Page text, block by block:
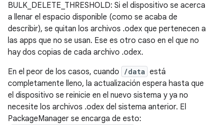
BULK_DELETE_THRESHOLD: Si el dispositivo se acerca
a llenar el espacio disponible (como se acaba de
describir), se quitan los archivos .odex que pertenecen a
las apps que no se usan. Ese es otro caso en el que no
hay dos copias de cada archivo .odex.
En el peor de los casos, cuando
/data está
completamente lleno, la actualización espera hasta que
el dispositivo se reinicie en el nuevo sistema y ya no
necesite los archivos .odex del sistema anterior. El
PackageManager se encarga de esto: